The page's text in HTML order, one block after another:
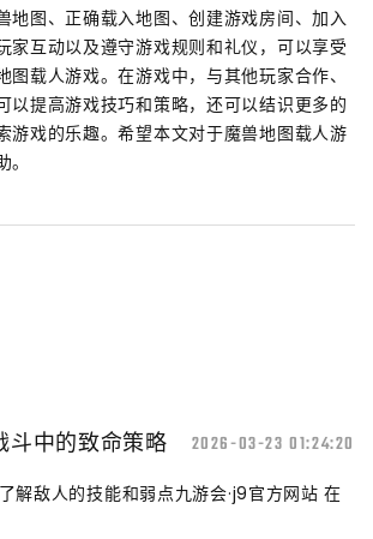
地图、正确载入地图、创建游戏房间、加入
家互动以及遵守游戏规则和礼仪，可以享受
图载人游戏。在游戏中，与其他玩家合作、
以提高游戏技巧和策略，还可以结识更多的
游戏的乐趣。希望本文对于魔兽地图载人游
斗中的致命策略 2026-03-23 01:24:20
解敌人的技能和弱点九游会·j9官方网站 在